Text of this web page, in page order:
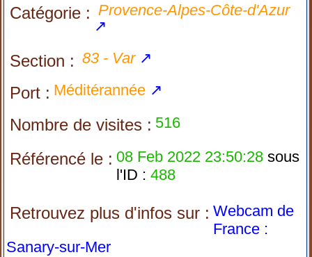
Catégorie : Provence-Alpes-Côte-d'Azur
↗
Section : 83 - Var↗
Port : Méditérannée ↗
Nombre de visites : 516
Référencé le : 08 Feb 2022 23:50:28 sous
l'ID : 488
Retrouvez plus d'infos sur : Webcam de
France :
Sanary-sur-Mer